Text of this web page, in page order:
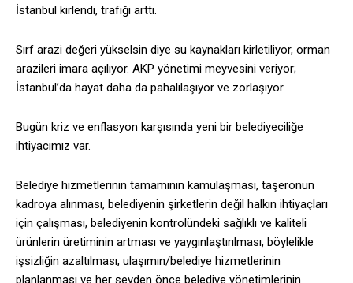
İstanbul kirlendi, trafiği arttı.
Sırf arazi değeri yükselsin diye su kaynakları kirletiliyor, orman
arazileri imara açılıyor. AKP yönetimi meyvesini veriyor;
İstanbul’da hayat daha da pahalılaşıyor ve zorlaşıyor.
Bugün kriz ve enflasyon karşısında yeni bir belediyeciliğe
ihtiyacımız var.
Belediye hizmetlerinin tamamının kamulaşması, taşeronun
kadroya alınması, belediyenin şirketlerin değil halkın ihtiyaçları
için çalışması, belediyenin kontrolündeki sağlıklı ve kaliteli
ürünlerin üretiminin artması ve yaygınlaştırılması, böylelikle
işsizliğin azaltılması, ulaşımın/belediye hizmetlerinin
planlanması ve her şeyden önce belediye yönetimlerinin